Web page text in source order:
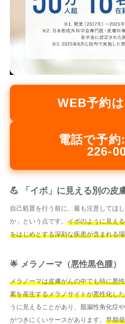
WEB予約
電話で予
226-
💪 「イボ」に見える別の皮
自己処置を行う前に、最も注意してほ
か」という点です。 イボのように見え
をはじめとする深刻な疾患が含まれる
🌟 メラノーマ（悪性黒色腫）
メラノーマは皮膚がんの中でも特に悪
素を産生するメラノサイトが悪性化し
うに見えることがあり、脂漏性角化症
がつきにくいケースがあります。 早期